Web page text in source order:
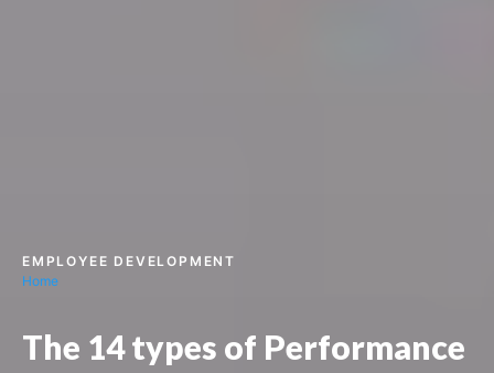
EMPLOYEE DEVELOPMENT
Home
The 14 types of Performance